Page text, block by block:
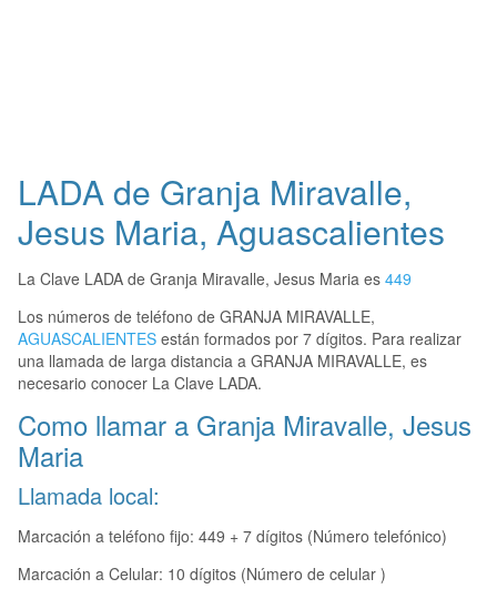
LADA de Granja Miravalle,
Jesus Maria, Aguascalientes
La Clave LADA de Granja Miravalle, Jesus Maria es 449
Los números de teléfono de GRANJA MIRAVALLE,
AGUASCALIENTES están formados por 7 dígitos. Para realizar
una llamada de larga distancia a GRANJA MIRAVALLE, es
necesario conocer La Clave LADA.
Como llamar a Granja Miravalle, Jesus
Maria
Llamada local:
Marcación a teléfono fijo: 449 + 7 dígitos (Número telefónico)
Marcación a Celular: 10 dígitos (Número de celular )